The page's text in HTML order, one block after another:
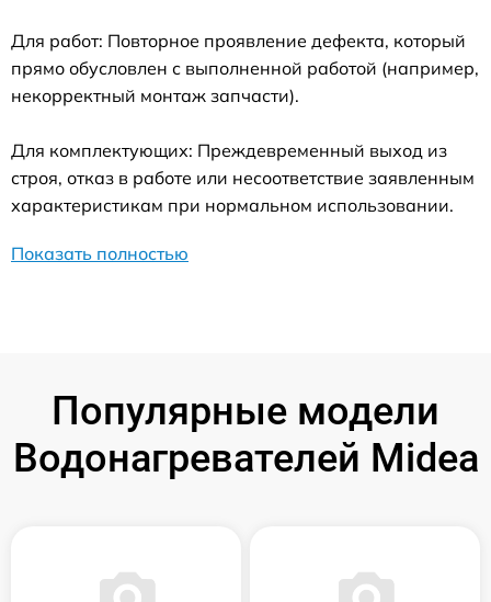
Для работ: Повторное проявление дефекта, который
прямо обусловлен с выполненной работой (например,
некорректный монтаж запчасти).
Для комплектующих: Преждевременный выход из
строя, отказ в работе или несоответствие заявленным
характеристикам при нормальном использовании.
Показать полностью
Популярные модели
Водонагревателей Midea